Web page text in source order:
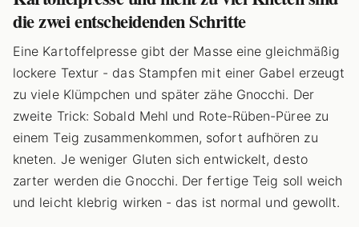
die zwei entscheidenden Schritte
Eine Kartoffelpresse gibt der Masse eine gleichmäßig
lockere Textur - das Stampfen mit einer Gabel erzeugt
zu viele Klümpchen und später zähe Gnocchi. Der
zweite Trick: Sobald Mehl und Rote-Rüben-Püree zu
einem Teig zusammenkommen, sofort aufhören zu
kneten. Je weniger Gluten sich entwickelt, desto
zarter werden die Gnocchi. Der fertige Teig soll weich
und leicht klebrig wirken - das ist normal und gewollt.